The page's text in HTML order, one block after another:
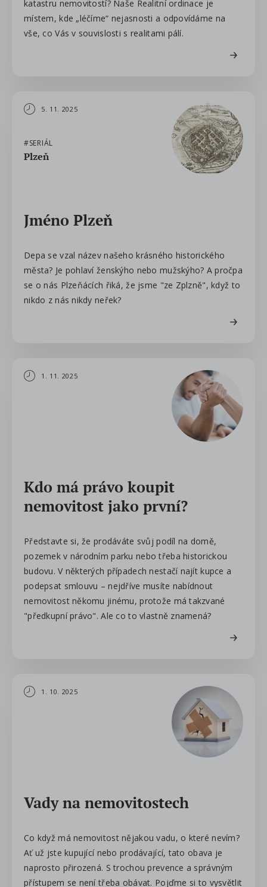
katastru nemovitostí? Naše Realitní ordinace je
místem, kde „léčíme“ nejasnosti a odpovídáme na
vše, co Vás v souvislosti s realitami pálí.
5. 11. 2025
#SERIÁL
Plzeň
Jméno Plzeň
Depa se vzal název našeho krásného historického
města? Je pohlaví ženskýho nebo mužskýho? A pročpa
se o nás Plzeňácích řiká, že jsme "ze Zplzně", když to
nikdo z nás nikdy neřek?
1. 11. 2025
Kdo má právo koupit
nemovitost jako první?
Představte si, že prodáváte svůj podíl na domě,
pozemek v národním parku nebo třeba historickou
budovu. V některých případech nestačí najít kupce a
podepsat smlouvu – nejdříve musíte nabídnout
nemovitost někomu jinému, protože má takzvané
"předkupní právo". Ale co to vlastně znamená?
1. 10. 2025
Vady na nemovitostech
Co když má nemovitost nějakou vadu, o které nevím?
Ať už jste kupující nebo prodávající, tato obava je
naprosto přirozená. S trochou prevence a správným
přístupem se není třeba obávat. Pojďme si to vysvětlit